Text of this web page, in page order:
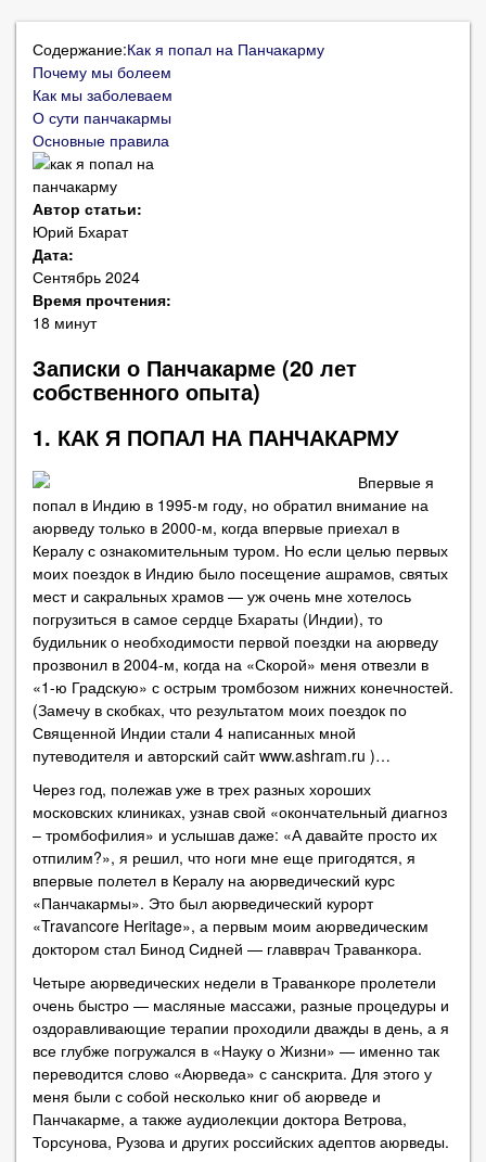
Содержание:Как я попал на Панчакарму
Почему мы болеем
Как мы заболеваем
О сути панчакармы
Основные правила
Автор статьи:
Юрий Бхарат
Дата:
Сентябрь 2024
Время прочтения:
18 минут
Записки о Панчакарме (20 лет
собственного опыта)
1. КАК Я ПОПАЛ НА ПАНЧАКАРМУ
Впервые я
попал в Индию в 1995-м году, но обратил внимание на
аюрведу только в 2000-м, когда впервые приехал в
Кералу с ознакомительным туром. Но если целью первых
моих поездок в Индию было посещение ашрамов, святых
мест и сакральных храмов — уж очень мне хотелось
погрузиться в самое сердце Бхараты (Индии), то
будильник о необходимости первой поездки на аюрведу
прозвонил в 2004-м, когда на «Скорой» меня отвезли в
«1-ю Градскую» с острым тромбозом нижних конечностей.
(Замечу в скобках, что результатом моих поездок по
Священной Индии стали 4 написанных мной
путеводителя и авторский сайт www.ashram.ru )…
Через год, полежав уже в трех разных хороших
московских клиниках, узнав свой «окончательный диагноз
– тромбофилия» и услышав даже: «А давайте просто их
отпилим?», я решил, что ноги мне еще пригодятся, я
впервые полетел в Кералу на аюрведический курс
«Панчакармы». Это был аюрведический курорт
«Travancore Heritage», а первым моим аюрведическим
доктором стал Бинод Сидней — главврач Траванкора.
Четыре аюрведических недели в Траванкоре пролетели
очень быстро — масляные массажи, разные процедуры и
оздоравливающие терапии проходили дважды в день, а я
все глубже погружался в «Науку о Жизни» — именно так
переводится слово «Аюрведа» с санскрита. Для этого у
меня были с собой несколько книг об аюрведе и
Панчакарме, а также аудиолекции доктора Ветрова,
Торсунова, Рузова и других российских адептов аюрведы.